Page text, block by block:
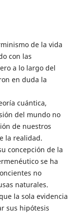
de la vida
con las
a lo largo del
en duda la
cuántica,
del mundo no
de nuestros
la realidad.
concepción de la
se ha
no
naturales.
la sola evidencia
sus hipótesis